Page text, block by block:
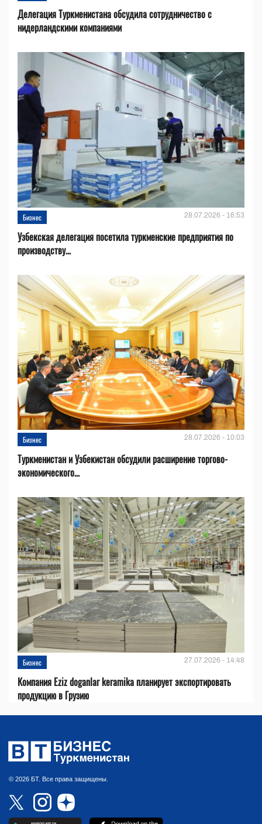
Делегация Туркменистана обсудила сотрудничество с
нидерландскими компаниями
Бизнес 28.07.2026 - 16:53
Узбекская делегация посетила туркменские предприятия по
производству...
Бизнес 28.07.2026 - 10:03
Туркменистан и Узбекистан обсудили расширение торгово-
экономического...
Бизнес 27.07.2026 - 14:48
Компания Eziz doganlar keramika планирует экспортировать
продукцию в Грузию
© 2026 БТ. Все права защищены.